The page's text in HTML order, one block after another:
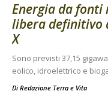
Energia da
libera definitivo
X
Sono previsti 37,15
eolico, idroelettrico e
Di Redazione Terra e Vita